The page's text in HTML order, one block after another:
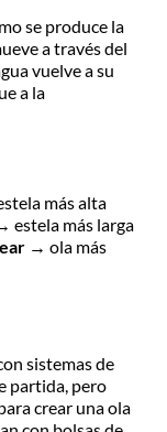
se produce la
a través del
vuelve a su
a la
más alta
estela más larga
→ ola más
sistemas de
partida, pero
crear una ola